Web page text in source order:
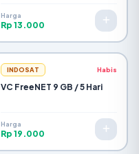
Harga
Rp 13.000
INDOSAT Habis
VC FreeNET 9 GB / 5 Hari
Harga
Rp 19.000